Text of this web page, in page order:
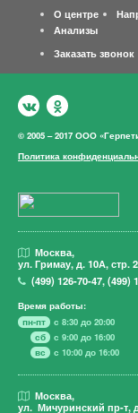
О центре
Анализы
Заказать звонок
© 2005 – 2017 ООО
Политика
Москва,
ул. Гримау, д. 10А, стр.
(499)126-70-47,(499)
Время работы:
пн-пт
с 8:30 до 20:00
сб
с 9:00 до 16:00
вс
с 10:00 до 16:00
Москва,
ул. Мичуринский пр-т,